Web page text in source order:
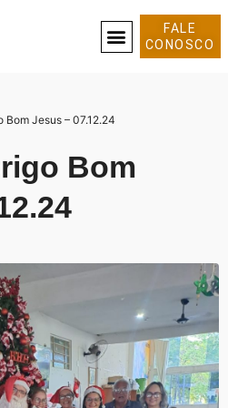
FALE
CONOSCO
Bom Jesus – 07.12.24
Bom